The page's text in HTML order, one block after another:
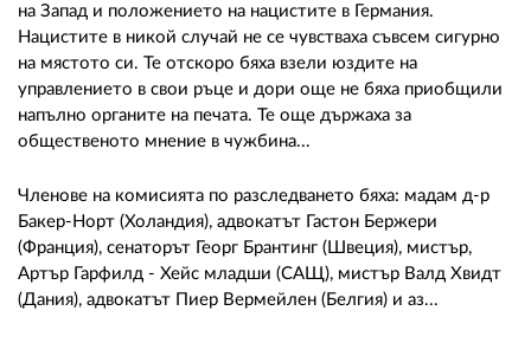
на Запад и положението на нацистите в Германия.
Нацистите в никой случай не се чувстваха съвсем сигурно
на мястото си. Те отскоро бяха взели юздите на
управлението в свои ръце и дори още не бяха приобщили
напълно органите на печата. Те още държаха за
общественото мнение в чужбина...
Членове на комисията по разследването бяха: мадам д-р
Бакер-Норт (Холандия), адвокатът Гастон Бержери
(Франция), сенаторът Георг Брантинг (Швеция), мистър,
Артър Гарфилд - Хейс младши (САЩ), мистър Валд Хвидт
(Дания), адвокатът Пиер Вермейлен (Белгия) и аз...